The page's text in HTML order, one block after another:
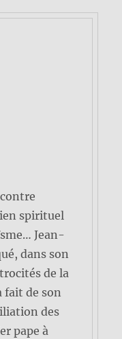
spirituel
Jean-
dans son
de la
fait de son
des
pape à